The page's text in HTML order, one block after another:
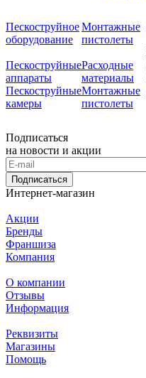
Пескоструйное
оборудование
Пескоструйные
аппараты
Пескоструйные
камеры
Монтажные
пистолеты
Расходные
материалы
Монтажные
пистолеты
Подписаться
на новости и акции
Подписаться
Интернет-магазин
Акции
Бренды
Франшиза
Компания
О компании
Отзывы
Информация
Реквизиты
Магазины
Помощь